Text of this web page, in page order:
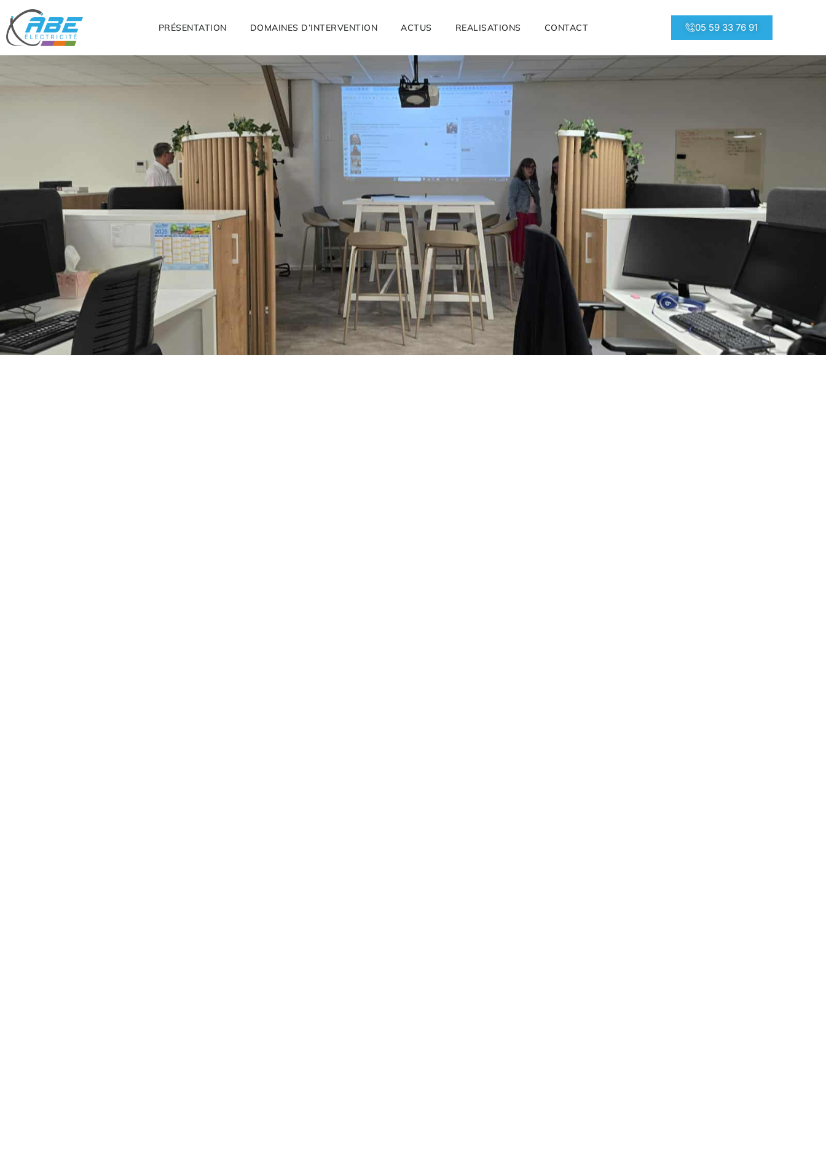
PRÉSENTATION DOMAINES D’INTERVENTION ACTUS REALISATIONS CONTACT 05 59 33 76 91